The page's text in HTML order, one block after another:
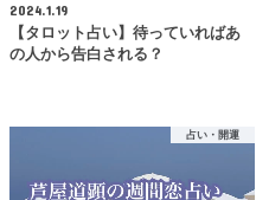
2024.1.19
【タロット占い】待っていればあ
の人から告白される？
占い・開運